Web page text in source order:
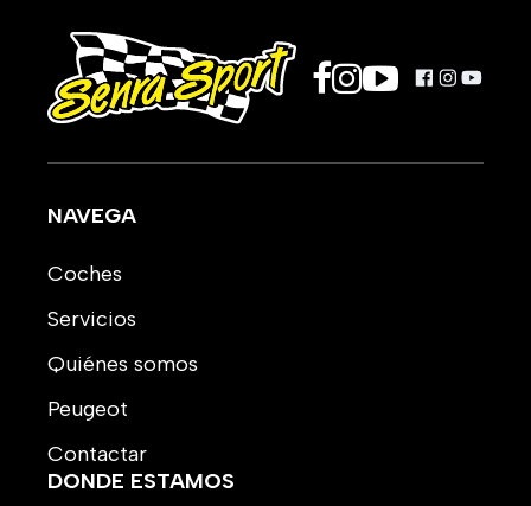
NAVEGA
Coches
Servicios
Quiénes somos
Peugeot
Contactar
DONDE ESTAMOS